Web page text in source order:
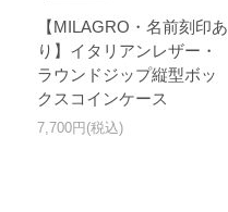
【MILAGRO・名前刻印あ
り】イタリアンレザー・
ラウンドジップ縦型ボッ
クスコインケース
7,700円(税込)